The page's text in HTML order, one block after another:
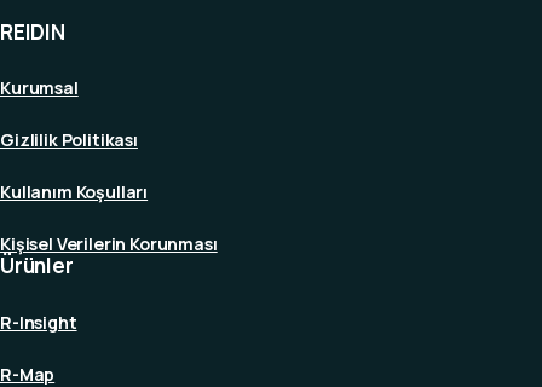
REIDIN
Kurumsal
Gizlilik Politikası
Kullanım Koşulları
Kişisel Verilerin Korunması
Ürünler
R-Insight
R-Map